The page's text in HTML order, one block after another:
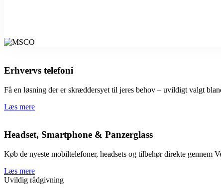
Erhvervs telefoni
Få en løsning der er skræddersyet til jeres behov – uvildigt valgt
Læs mere
Headset, Smartphone & Panzerglass
Køb de nyeste mobiltelefoner, headsets og tilbehør direkte
Læs mere
Uvildig rådgivning